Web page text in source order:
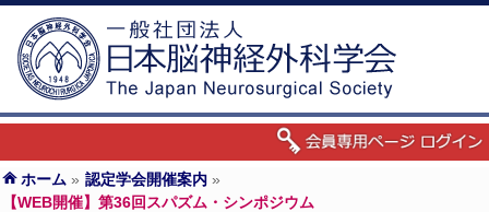
ホーム » 認定学会開催案内 »
【WEB開催】第36回スパズム・シンポジウム